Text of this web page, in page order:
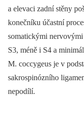
a elevaci zadní stěny
konečníku účastní
somatickými
S3, méně i S4 a
M. coccygeus je v
sakrospinózního
nepodílí.